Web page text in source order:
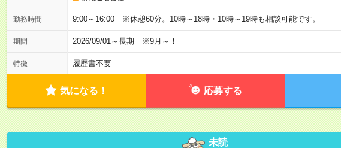
勤務時間 9:00～16:00 ※休憩60分。10時～18時・10時～19時も相談可能です。
期間 2026/09/01～長期 ※9月～！
特徴 履歴書不要
気になる！ 応募する
未読